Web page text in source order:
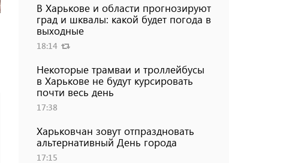
В Харькове и области прогнозируют
град и шквалы: какой будет погода в
выходные
18:14
Некоторые трамваи и троллейбусы
в Харькове не будут курсировать
почти весь день
17:38
Харьковчан зовут отпраздновать
альтернативный День города
17:15